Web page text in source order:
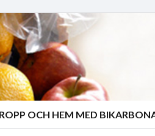
OCH HEM MED